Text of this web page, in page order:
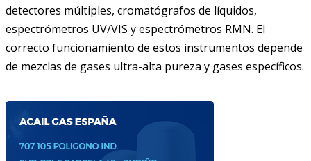
detectores múltiples, cromatógrafos de líquidos,
espectrómetros UV/VIS y espectrómetros RMN. El
correcto funcionamiento de estos instrumentos depende
de mezclas de gases ultra-alta pureza y gases específicos.